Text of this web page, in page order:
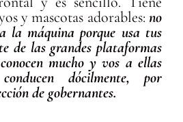
y mascotas adorables: no
la máquina porque usa tus
de las grandes plataformas
mucho y vos a ellas
dócilmente, por
de gobernantes.